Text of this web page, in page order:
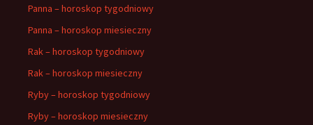
Panna – horoskop tygodniowy
Panna – horoskop miesieczny
Rak – horoskop tygodniowy
Rak – horoskop miesieczny
Ryby – horoskop tygodniowy
Ryby – horoskop miesieczny